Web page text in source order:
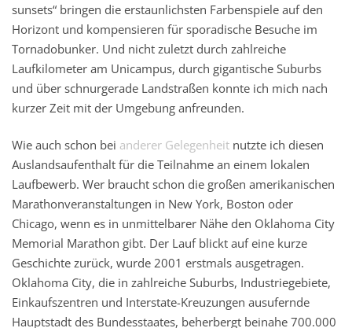
sunsets“ bringen die erstaunlichsten Farbenspiele auf den
Horizont und kompensieren für sporadische Besuche im
Tornadobunker. Und nicht zuletzt durch zahlreiche
Laufkilometer am Unicampus, durch gigantische Suburbs
und über schnurgerade Landstraßen konnte ich mich nach
kurzer Zeit mit der Umgebung anfreunden.
Wie auch schon bei anderer Gelegenheit nutzte ich diesen
Auslandsaufenthalt für die Teilnahme an einem lokalen
Laufbewerb. Wer braucht schon die großen amerikanischen
Marathonveranstaltungen in New York, Boston oder
Chicago, wenn es in unmittelbarer Nähe den Oklahoma City
Memorial Marathon gibt. Der Lauf blickt auf eine kurze
Geschichte zurück, wurde 2001 erstmals ausgetragen.
Oklahoma City, die in zahlreiche Suburbs, Industriegebiete,
Einkaufszentren und Interstate-Kreuzungen ausufernde
Hauptstadt des Bundesstaates, beherbergt beinahe 700.000